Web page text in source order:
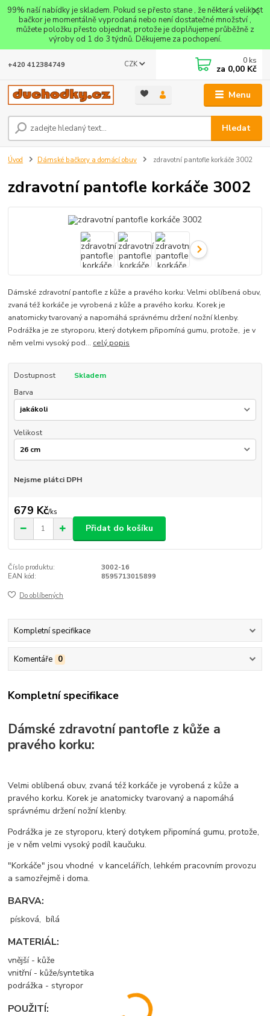
99% naší nabídky je skladem. Pokud se přesto stane , že některá velikost
bačkor je momentálně vyprodaná nebo není dostatečné množství ,
můžete položku přesto objednat, protože je doplňujeme průběžně z
výroby od 1 do 3 týdnů. Děkujeme za pochopení.
Menu
CZK
Hledat
+420 412384749 0 ks
za 0,00 Kč
Úvod Dámské bačkory a domácí obuv zdravotní pantofle korkáče 3002
zdravotní pantofle korkáče 3002
Dámské zdravotní pantofle z kůže a pravého korku: Velmi oblíbená obuv,
zvaná též korkáče je vyrobená z kůže a pravého korku. Korek je
anatomicky tvarovaný a napomáhá správnému držení nožní klenby.
Podrážka je ze styroporu, který dotykem připomíná gumu, protože, je v
něm velmi vysoký pod... celý popis
Dostupnost
Skladem
Barva
Velikost
Nejsme plátci DPH
679 Kč/ks
Přidat do košíku
Číslo produktu:
3002-16
EAN kód:
8595713015899
Do oblíbených
Kompletní specifikace
Komentáře 0
Kompletní specifikace
Dámské zdravotní pantofle z kůže a
pravého korku:
Velmi oblíbená obuv, zvaná též korkáče je vyrobená z kůže a
pravého korku. Korek je anatomicky tvarovaný a napomáhá
správnému držení nožní klenby.
Podrážka je ze styroporu, který dotykem připomíná gumu, protože,
je v něm velmi vysoký podíl kaučuku.
"Korkáče" jsou vhodné v kancelářích, lehkém pracovním provozu
a samozřejmě i doma.
BARVA:
písková, bílá
MATERIÁL:
vnější - kůže
vnitřní - kůže/syntetika
podrážka - styropor
POUŽITÍ: